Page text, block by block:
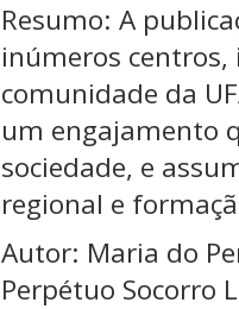
Resumo: A
inúmeros centros,
comunidade da
um engajamento
sociedade, e
regional e
Autor: Maria do
Perpétuo Socorro